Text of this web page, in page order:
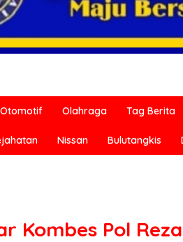
Otomotif Olahraga Tag Berita
Nissan Bulutangkis
Kombes Pol